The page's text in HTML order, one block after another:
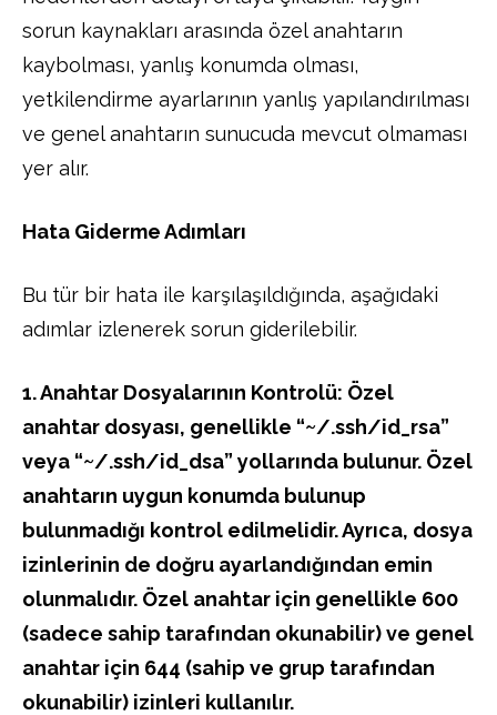
sorun kaynakları arasında özel anahtarın
kaybolması, yanlış konumda olması,
yetkilendirme ayarlarının yanlış yapılandırılması
ve genel anahtarın sunucuda mevcut olmaması
yer alır.
Hata Giderme Adımları
Bu tür bir hata ile karşılaşıldığında, aşağıdaki
adımlar izlenerek sorun giderilebilir.
1. Anahtar Dosyalarının Kontrolü: Özel
anahtar dosyası, genellikle “~/.ssh/id_rsa”
veya “~/.ssh/id_dsa” yollarında bulunur. Özel
anahtarın uygun konumda bulunup
bulunmadığı kontrol edilmelidir. Ayrıca, dosya
izinlerinin de doğru ayarlandığından emin
olunmalıdır. Özel anahtar için genellikle 600
(sadece sahip tarafından okunabilir) ve genel
anahtar için 644 (sahip ve grup tarafından
okunabilir) izinleri kullanılır.